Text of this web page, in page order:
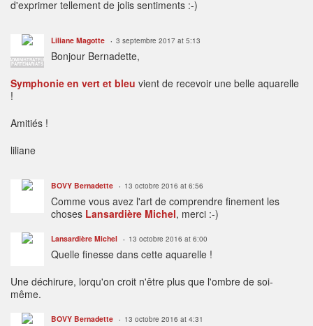
d'exprimer tellement de jolis sentiments :-)
ADMINISTRATEUR
PARTENARIATS
Liliane Magotte 3 septembre 2017 at 5:13
Bonjour Bernadette,
Symphonie en vert et bleu vient de recevoir une belle aquarelle
!
Amitiés !
liliane
BOVY Bernadette 13 octobre 2016 at 6:56
Comme vous avez l'art de comprendre finement les
choses Lansardière Michel, merci :-)
Lansardière Michel 13 octobre 2016 at 6:00
Quelle finesse dans cette aquarelle !
Une déchirure, lorqu'on croit n'être plus que l'ombre de soi-
même.
BOVY Bernadette 13 octobre 2016 at 4:31